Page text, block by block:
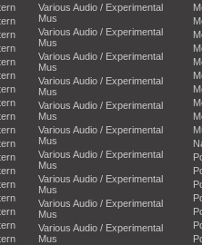
Various Audio / Experimental
Mus
Various Audio / Experimental
Mus
Various Audio / Experimental
Mus
Various Audio / Experimental
Mus
Various Audio / Experimental
Mus
Various Audio / Experimental
Mus
Various Audio / Experimental
Mus
Various Audio / Experimental
Mus
Various Audio / Experimental
Mus
Various Audio / Experimental
Mus